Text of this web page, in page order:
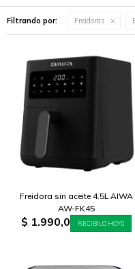
Filtrando por: Freidoras
Freidora sin aceite 4.5L AIWA
AW-FK45
$ 1.990,0 RECIBILO HOY